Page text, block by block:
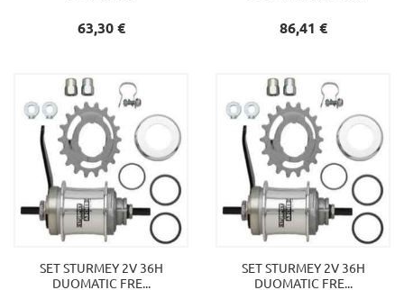
Preu
63,30 € Preu
86,41 €
SET STURMEY 2V 36H
DUOMATIC FRE...
SET STURMEY 2V 36H
DUOMATIC FRE...